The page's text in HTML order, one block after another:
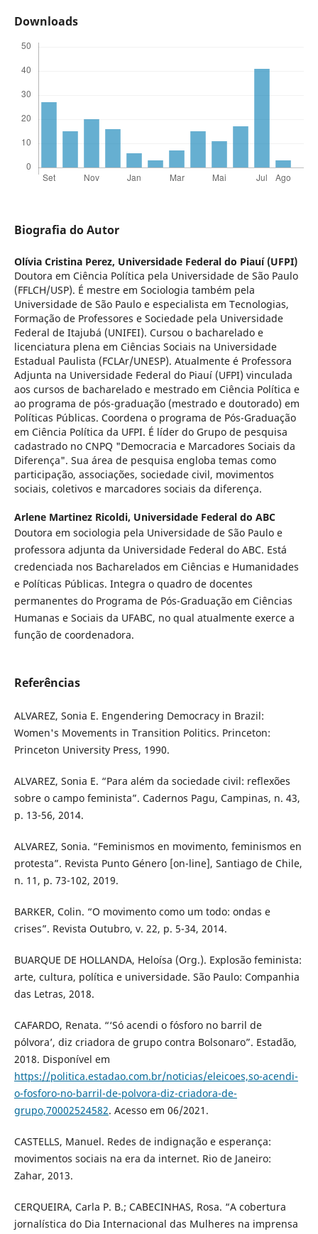
Downloads
Biografia do Autor
Olívia Cristina Perez, Universidade Federal do Piauí (UFPI)
Doutora em Ciência Política pela Universidade de São Paulo
(FFLCH/USP). É mestre em Sociologia também pela
Universidade de São Paulo e especialista em Tecnologias,
Formação de Professores e Sociedade pela Universidade
Federal de Itajubá (UNIFEI). Cursou o bacharelado e
licenciatura plena em Ciências Sociais na Universidade
Estadual Paulista (FCLAr/UNESP). Atualmente é Professora
Adjunta na Universidade Federal do Piauí (UFPI) vinculada
aos cursos de bacharelado e mestrado em Ciência Política e
ao programa de pós-graduação (mestrado e doutorado) em
Políticas Públicas. Coordena o programa de Pós-Graduação
em Ciência Política da UFPI. É líder do Grupo de pesquisa
cadastrado no CNPQ "Democracia e Marcadores Sociais da
Diferença". Sua área de pesquisa engloba temas como
participação, associações, sociedade civil, movimentos
sociais, coletivos e marcadores sociais da diferença.
Arlene Martinez Ricoldi, Universidade Federal do ABC
Doutora em sociologia pela Universidade de São Paulo e
professora adjunta da Universidade Federal do ABC. Está
credenciada nos Bacharelados em Ciências e Humanidades
e Políticas Públicas. Integra o quadro de docentes
permanentes do Programa de Pós-Graduação em Ciências
Humanas e Sociais da UFABC, no qual atualmente exerce a
função de coordenadora.
Referências
ALVAREZ, Sonia E. Engendering Democracy in Brazil:
Women's Movements in Transition Politics. Princeton:
Princeton University Press, 1990.
ALVAREZ, Sonia E. “Para além da sociedade civil: reflexões
sobre o campo feminista”. Cadernos Pagu, Campinas, n. 43,
p. 13-56, 2014.
ALVAREZ, Sonia. “Feminismos en movimento, feminismos en
protesta”. Revista Punto Género [on-line], Santiago de Chile,
n. 11, p. 73-102, 2019.
BARKER, Colin. “O movimento como um todo: ondas e
crises”. Revista Outubro, v. 22, p. 5-34, 2014.
BUARQUE DE HOLLANDA, Heloísa (Org.). Explosão feminista:
arte, cultura, política e universidade. São Paulo: Companhia
das Letras, 2018.
CAFARDO, Renata. “‘Só acendi o fósforo no barril de
pólvora’, diz criadora de grupo contra Bolsonaro”. Estadão,
2018. Disponível em
https://politica.estadao.com.br/noticias/eleicoes,so-acendi-
o-fosforo-no-barril-de-polvora-diz-criadora-de-
grupo,70002524582. Acesso em 06/2021.
CASTELLS, Manuel. Redes de indignação e esperança:
movimentos sociais na era da internet. Rio de Janeiro:
Zahar, 2013.
CERQUEIRA, Carla P. B.; CABECINHAS, Rosa. “A cobertura
jornalística do Dia Internacional das Mulheres na imprensa